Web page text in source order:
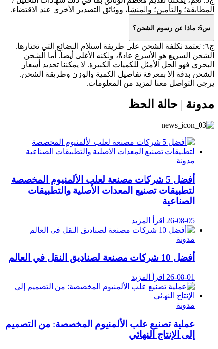
المطابقة؛ والتأمين؛ والمنشأ، ووثائق التصدير الأخرى عند الاقتضاء.
س6: ماذا عن رسوم الشحن؟
ج٦: تعتمد تكلفة الشحن على طريقة استلام البضائع التي تختارها.
الشحن السريع هو الأسرع عادةً، ولكنه الأغلى أيضاً. أما الشحن
البحري فهو الحل الأمثل للكميات الكبيرة. لا يمكننا تحديد أسعار
الشحن بدقة إلا بمعرفة تفاصيل الكمية والوزن وطريقة الشحن.
يرجى التواصل معنا لمزيد من المعلومات.
مدونة | حالة الحظ
مدونة
أفضل 5 شركات مصنعة لعلب الألمنيوم المخصصة
لتطبيقات تصنيع المعدات الأصلية والتطبيقات
الصناعية
26-08-05 اقرأ المزيد
مدونة
أفضل 10 شركات مصنعة لصناديق النقل في العالم
26-08-01 اقرأ المزيد
مدونة
عملية تصنيع علب الألمنيوم المخصصة: من التصميم
إلى الإنتاج النهائي